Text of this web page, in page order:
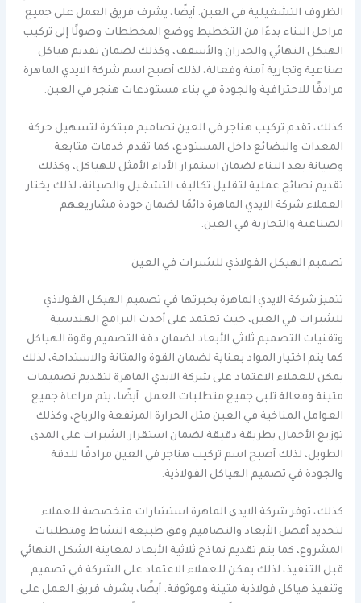
الظروف التشغيلية في العين. أيضًا، يشرف فريق العمل على جميع
مراحل البناء بدءًا من التخطيط ووضع المخططات وصولًا إلى تركيب
الهيكل النهائي والجدران والأسقف، وكذلك لضمان تقديم هياكل
صناعية وتجارية آمنة وفعالة، لذلك أصبح اسم شركة الايدي الماهرة
مرادفًا للاحترافية والجودة في بناء مستودعات هنجر في العين.
كذلك، تقدم تركيب هناجر في العين تصاميم مبتكرة لتسهيل حركة
المعدات والبضائع داخل المستودع، كما تقدم خدمات متابعة
وصيانة بعد البناء لضمان استمرار الأداء الأمثل للهياكل، وكذلك
تقديم نصائح عملية لتقليل تكاليف التشغيل والصيانة، لذلك يختار
العملاء شركة الايدي الماهرة دائمًا لضمان جودة مشاريعهم
الصناعية والتجارية في العين.
تصميم الهيكل الفولاذي للشبرات في العين
تتميز شركة الايدي الماهرة بخبرتها في تصميم الهيكل الفولاذي
للشبرات في العين، حيث تعتمد على أحدث البرامج الهندسية
وتقنيات التصميم ثلاثي الأبعاد لضمان دقة التصميم وقوة الهياكل.
كما يتم اختيار المواد بعناية لضمان القوة والمتانة والاستدامة، لذلك
يمكن للعملاء الاعتماد على شركة الايدي الماهرة لتقديم تصميمات
متينة وفعالة تلبي جميع متطلبات العمل. أيضًا، يتم مراعاة جميع
العوامل المناخية في العين مثل الحرارة المرتفعة والرياح، وكذلك
توزيع الأحمال بطريقة دقيقة لضمان استقرار الشبرات على المدى
الطويل، لذلك أصبح اسم تركيب هناجر في العين مرادفًا للدقة
والجودة في تصميم الهياكل الفولاذية.
كذلك، توفر شركة الايدي الماهرة استشارات متخصصة للعملاء
لتحديد أفضل الأبعاد والتصاميم وفق طبيعة النشاط ومتطلبات
المشروع، كما يتم تقديم نماذج ثلاثية الأبعاد لمعاينة الشكل النهائي
قبل التنفيذ، لذلك يمكن للعملاء الاعتماد على الشركة في تصميم
وتنفيذ هياكل فولاذية متينة وموثوقة. أيضًا، يشرف فريق العمل على